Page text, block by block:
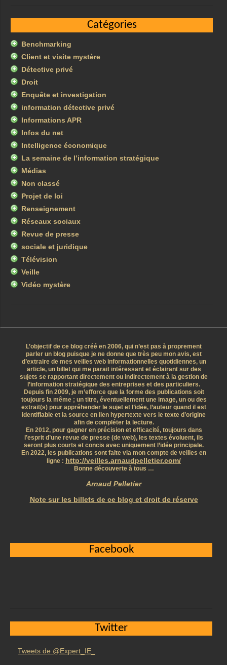
Catégories
Benchmarking
Client et visite mystère
Détective privé
Droit
Enquête et investigation
information détective privé
Informations APR
Infos du net
Intelligence économique
La semaine de l’information stratégique
Médias
Non classé
Projet de loi
Renseignement
Réseaux sociaux
Revue de presse
sociale et juridique
Télévision
Veille
Vidéo mystère
L’objectif de ce blog créé en 2006, qui n’est pas à proprement
parler un blog puisque je ne donne que très peu mon avis, est
d’extraire de mes veilles web informationnelles quotidiennes, un
article, un billet qui me parait intéressant et éclairant sur des
sujets se rapportant directement ou indirectement à la gestion de
l’information stratégique des entreprises et des particuliers.
Depuis fin 2009, je m’efforce que la forme des publications soit
toujours la même ; un titre, éventuellement une image, un ou des
extrait(s) pour appréhender le sujet et l’idée, l’auteur quand il est
identifiable et la source en lien hypertexte vers le texte d’origine
afin de compléter la lecture.
En 2012, pour gagner en précision et efficacité, toujours dans
l’esprit d’une revue de presse (de web), les textes évoluent, ils
seront plus courts et concis avec uniquement l’idée principale.
En 2022, les publications sont faite via mon compte de veilles en
ligne : http://veilles.arnaudpelletier.com/
Bonne découverte à tous …
Arnaud Pelletier
Note sur les billets de ce blog et droit de réserve
Facebook
Twitter
Tweets de @Expert_IE_